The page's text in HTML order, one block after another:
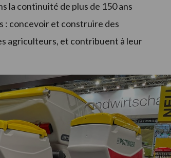
la continuité de plus de 150 ans
: concevoir et construire des
agriculteurs, et contribuent à leur